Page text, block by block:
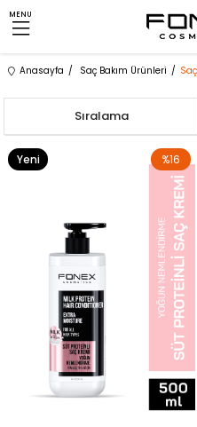
MENU
Anasayfa Saç Bakım Ürünleri
Sıralama
%16
Yeni